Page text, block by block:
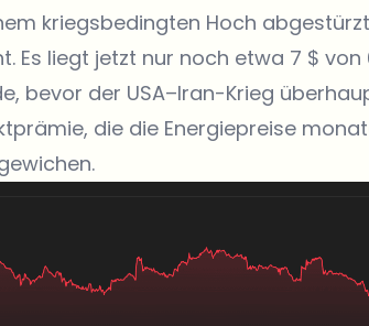
kriegsbedingten Hoch
Es liegt jetzt nur noch etwa 7 $
bevor der USA–Iran-Krieg
die die Energiepreise